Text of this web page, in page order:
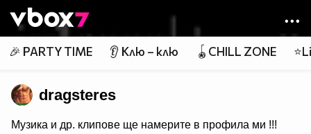
👾
🎉 PARTY TIME 👂 Клю – клю 🪀CHILL ZONE
dragsteres
Музика и др. клипове ще намерите в профила ми !!!